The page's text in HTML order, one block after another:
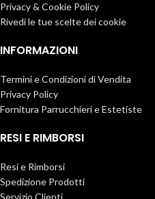
Privacy & Cookie Policy
Rivedi le tue scelte dei cookie
INFORMAZIONI
Termini e Condizioni di Vendita
Privacy Policy
Fornitura Parrucchieri e Estetiste
RESI E RIMBORSI
Resi e Rimborsi
Spedizione Prodotti